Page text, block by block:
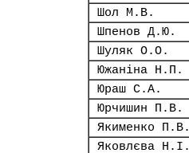
Шол М.В.
Шпенов Д.Ю.
Шуляк О.О.
Южаніна Н.П.
Юраш С.А.
Юрчишин П.В.
Якименко П.В.
Яковлєва Н.І.